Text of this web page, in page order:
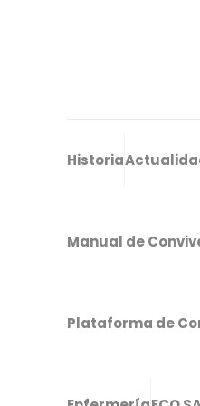
Historia
Manual de
Plataforma de